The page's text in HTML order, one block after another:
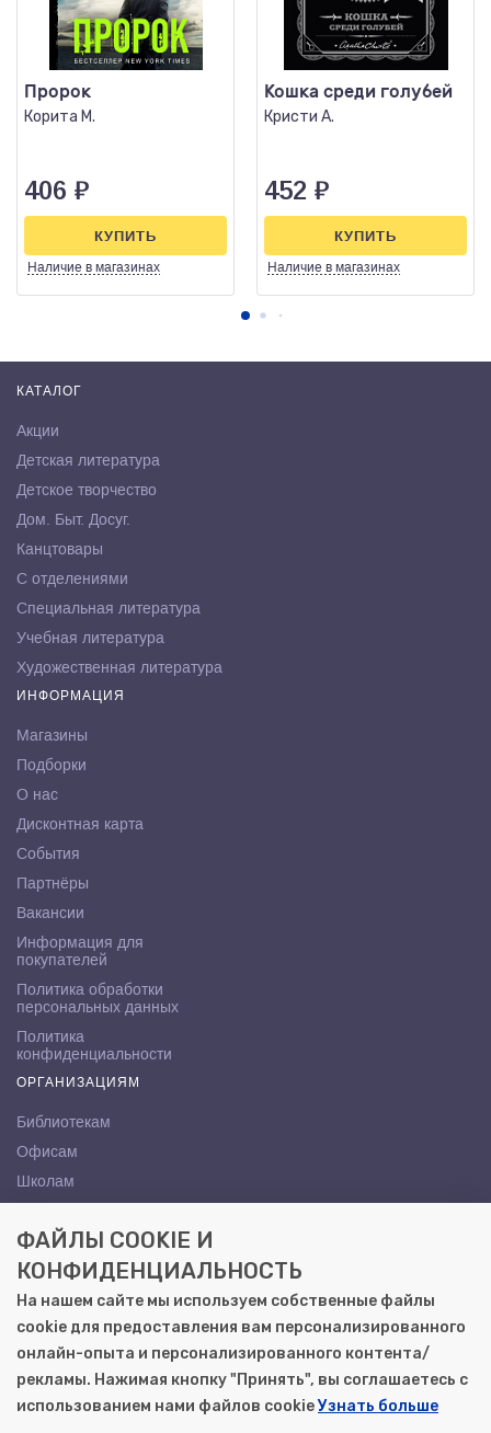
Пророк
Корита М.
406 ₽
Наличие в магазинах
КУПИТЬ
Кошка среди голубей
Кристи А.
452 ₽
Наличие в магазинах
КУПИТЬ
КАТАЛОГ
Акции
Детская литература
Детское творчество
Дом. Быт. Досуг.
Канцтовары
С отделениями
Специальная литература
Учебная литература
Художественная литература
ИНФОРМАЦИЯ
Магазины
Подборки
О нас
Дисконтная карта
События
Партнёры
Вакансии
Информация для
покупателей
Политика обработки
персональных данных
Политика
конфиденциальности
ОРГАНИЗАЦИЯМ
Библиотекам
Офисам
Школам
КОНТАКТЫ
Саратов, ул. Осипова, 10А
+7 (8452) 72-65-65
gemera@moya-kniga.ru
ФАЙЛЫ COOKIE И
КОНФИДЕНЦИАЛЬНОСТЬ
На нашем сайте мы используем собственные файлы
cookie для предоставления вам персонализированного
онлайн-опыта и персонализированного контента/
рекламы. Нажимая кнопку "Принять", вы соглашаетесь с
использованием нами файлов cookieУзнать больше